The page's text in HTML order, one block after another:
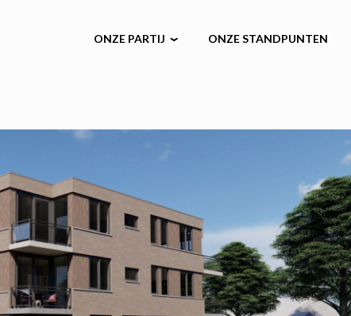
ONZE PARTIJ ONZE STANDPUNTEN